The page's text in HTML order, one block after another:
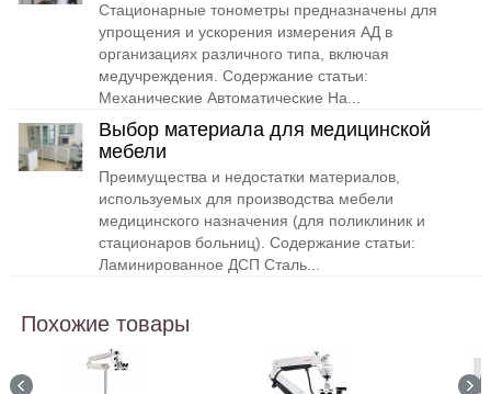
Стационарные тонометры предназначены для
упрощения и ускорения измерения АД в
организациях различного типа, включая
медучреждения. Содержание статьи:
Механические Автоматические На...
Выбор материала для медицинской
мебели
Преимущества и недостатки материалов,
используемых для производства мебели
медицинского назначения (для поликлиник и
стационаров больниц). Содержание статьи:
Ламинированное ДСП Сталь...
Похожие товары